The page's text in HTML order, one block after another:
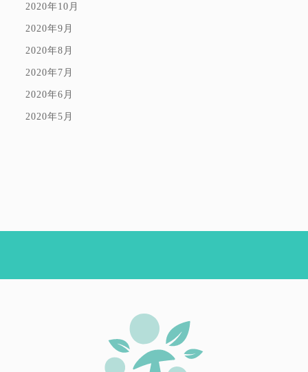
2020年10月
2020年9月
2020年8月
2020年7月
2020年6月
2020年5月